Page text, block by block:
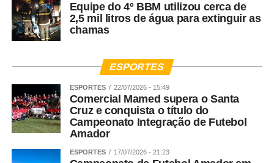
Equipe do 4º BBM utilizou cerca de
2,5 mil litros de água para extinguir as
chamas
ESPORTES
ESPORTES 22/07/2026 - 15:49
Comercial Mamed supera o Santa
Cruz e conquista o título do
Campeonato Integração de Futebol
Amador
ESPORTES 17/07/2026 - 21:23